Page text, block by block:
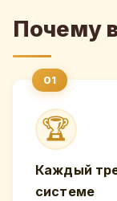
Почему
🏆
Каждый
системе